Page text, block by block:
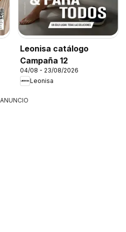
Leonisa catálogo
Campaña 12
04/08 - 23/08/2026
Leonisa
ANUNCIO